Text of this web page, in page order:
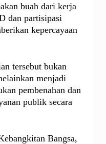
buah dari kerja
dan partisipasi
kepercayaan
tersebut bukan
menjadi
pembenahan dan
publik secara
Bangsa,